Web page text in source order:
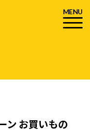
MENU
ン お買いもの